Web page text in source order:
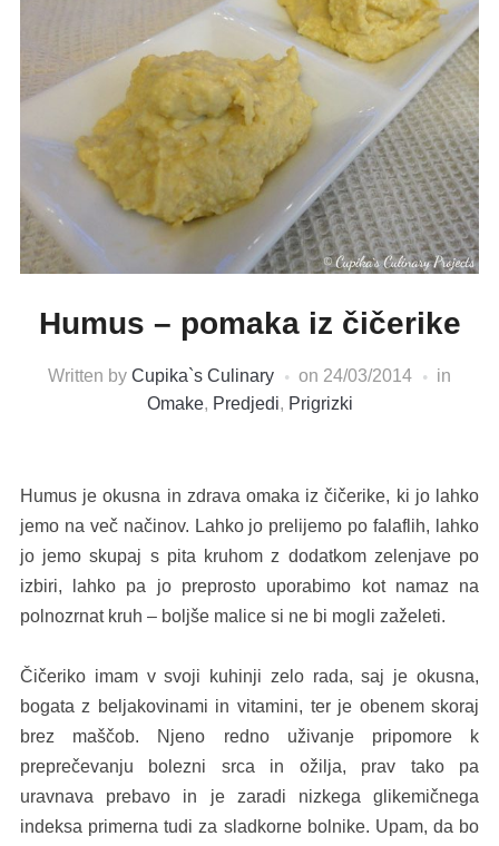
Humus – pomaka iz čičerike
Written by Cupika`s Culinary on 24/03/2014
in
Omake, Predjedi, Prigrizki
Humus je okusna in zdrava omaka iz čičerike, ki jo lahko
jemo na več načinov. Lahko jo prelijemo po falaflih, lahko
jo jemo skupaj s pita kruhom z dodatkom zelenjave po
izbiri, lahko pa jo preprosto uporabimo kot namaz na
polnozrnat kruh – boljše malice si ne bi mogli zaželeti.
Čičeriko imam v svoji kuhinji zelo rada, saj je okusna,
bogata z beljakovinami in vitamini, ter je obenem skoraj
brez maščob. Njeno redno uživanje pripomore k
preprečevanju bolezni srca in ožilja, prav tako pa
uravnava prebavo in je zaradi nizkega glikemičnega
indeksa primerna tudi za sladkorne bolnike. Upam, da bo